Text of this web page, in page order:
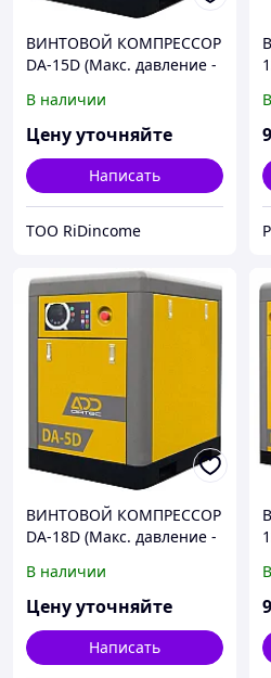
ВИНТОВОЙ КОМПРЕССОР
DA-15D (Макс. давление -
В наличии
Цену уточняйте
Написать
ТОО RiDincome
ВИНТОВОЙ КОМПРЕССОР
DA-18D (Макс. давление -
В наличии
Цену уточняйте
Написать